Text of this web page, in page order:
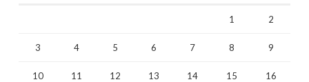
1 2
3 4 5 6 7 8 9
10 11 12 13 14 15 16